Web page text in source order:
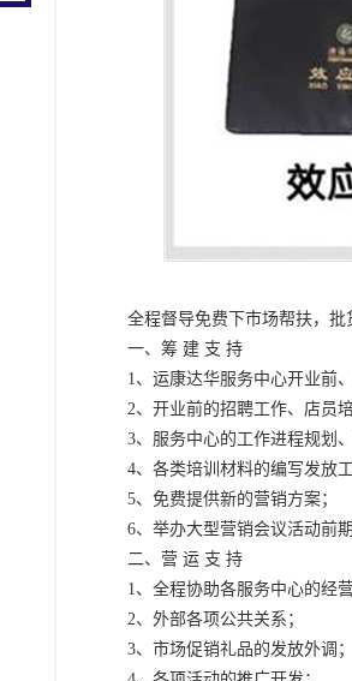
全程督导免费下市场帮扶，
一、筹 建 支 持
1、运康达华服务中心开业前
2、开业前的招聘工作、店员
3、服务中心的工作进程规划
4、各类培训材料的编写发放
5、免费提供新的营销方案；
6、举办大型营销会议活动前
二、营 运 支 持
1、全程协助各服务中心的经
2、外部各项公共关系；
3、市场促销礼品的发放外调；